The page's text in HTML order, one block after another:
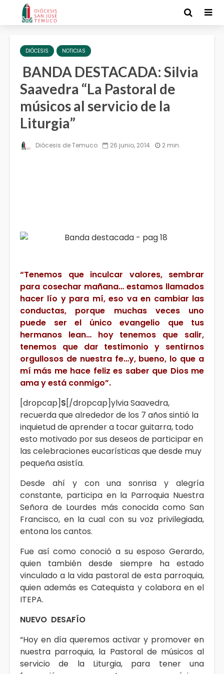
DIÓCESIS NOTICIAS
BANDA DESTACADA: Silvia
Saavedra “La Pastoral de
músicos al servicio de la
Liturgia”
Diócesis de Temuco 26 junio, 2014 2 min.
“Tenemos que inculcar valores, sembrar
para cosechar mañana… estamos llamados
hacer lío y para mí, eso va en cambiar las
conductas, porque muchas veces uno
puede ser el único evangelio que tus
hermanos lean… hoy tenemos que salir,
tenemos que dar testimonio y sentirnos
orgullosos de nuestra fe…y, bueno, lo que a
mí más me hace feliz es saber que Dios me
ama y está conmigo”.
[dropcap]S[/dropcap]ylvia Saavedra,
recuerda que alrededor de los 7 años sintió la
inquietud de aprender a tocar guitarra, todo
esto motivado por sus deseos de participar en
las celebraciones eucarísticas que desde muy
pequeña asistía.
Desde ahí y con una sonrisa y alegría
constante, participa en la Parroquia Nuestra
Señora de Lourdes más conocida como San
Francisco, en la cual con su voz privilegiada,
entona los cantos.
Fue así como conoció a su esposo Gerardo,
quien también desde siempre ha estado
vinculado a la vida pastoral de esta parroquia,
quien además es Catequista y colabora en el
ITEPA.
NUEVO DESAFÍO
“Hoy en día queremos activar y promover en
nuestra parroquia, la Pastoral de músicos al
servicio de la Liturgia, para tener una